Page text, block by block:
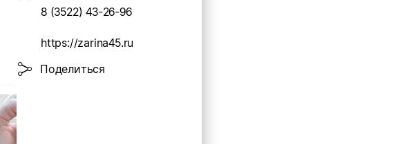
8 (3522) 43-26-96
https://zarina45.ru
Поделиться